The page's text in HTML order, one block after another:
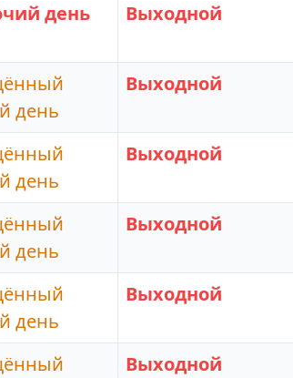
день Выходной
день
Выходной
день
Выходной
день
Выходной
день
Выходной
Выходной